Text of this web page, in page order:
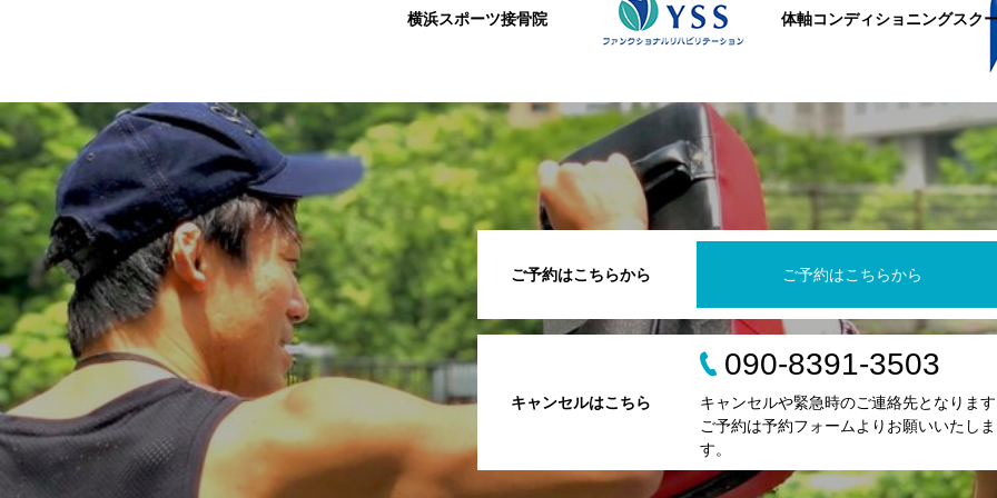
横浜スポーツ接骨院 体軸コンディショニングスク
ご予約はこちらから ご予約はこちらから
キャンセルはこちら
090-8391-3503
キャンセルや緊急時のご連絡先となりま
ご予約は予約フォームよりお願いいたしま
す。